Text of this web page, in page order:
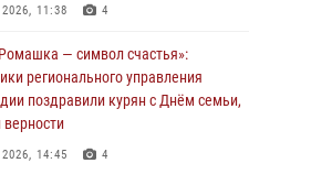
2026, 12:52
неделю росгвардейцы
проверили 85 владельцев
2026, 07:00
11:38 4
— символ счастья»:
регионального управления
поздравили курян с Днём семьи,
14:45 4